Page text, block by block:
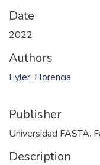
Date
2022
Authors
Eyler, Florencia
Publisher
Universidad FASTA.
Description